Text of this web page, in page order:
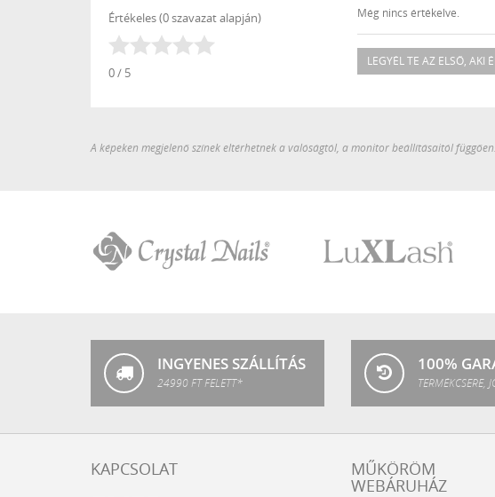
Értékeles (0 szavazat alapján)
0 / 5
Még nincs értékelve.
LEGYÉL TE AZ ELSŐ, AKI
A képeken megjelenő színek eltérhetnek a valóságtól, a monitor beállításaitól függően.
INGYENES SZÁLLÍTÁS
24990 FT FELETT*
100%
TERMÉKCSERE,
KAPCSOLAT MŰKÖRÖM
WEBÁRUHÁZ